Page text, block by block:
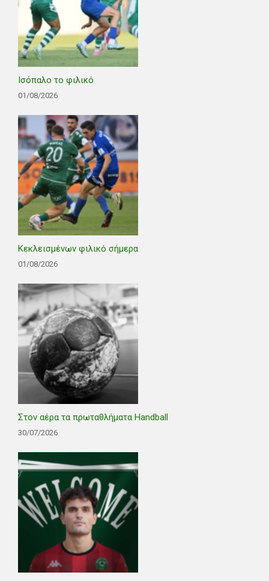
Ισόπαλο το φιλικό
01/08/2026
Κεκλεισμένων φιλικό σήμερα
01/08/2026
Στον αέρα τα πρωταθλήματα Handball
30/07/2026